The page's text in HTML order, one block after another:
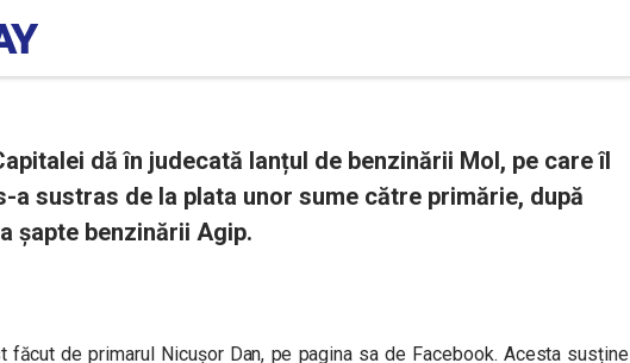
dă în judecată lanțul de benzinării Mol, pe care îl
a sustras de la plata unor sume către primărie, după
șapte benzinării Agip.
făcut de primarul Nicușor Dan, pe pagina sa de Facebook. Acesta susține